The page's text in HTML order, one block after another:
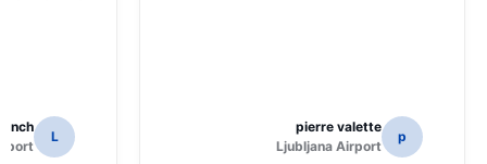
p
pierre valette
Ljubljana Airport
L